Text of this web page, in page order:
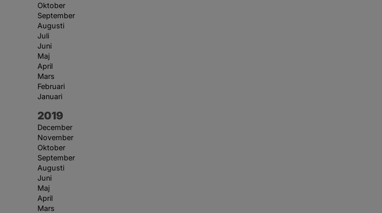
Oktober
September
Augusti
Juli
Juni
Maj
April
Mars
Februari
Januari
År:
2019
December
November
Oktober
September
Augusti
Juni
Maj
April
Mars